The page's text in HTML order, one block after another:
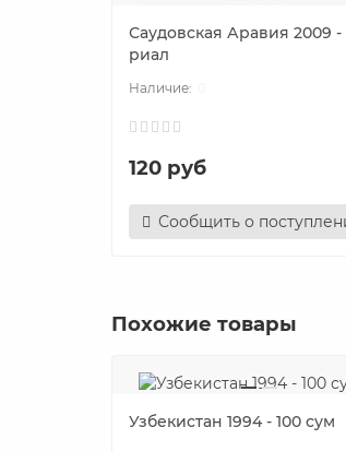
Саудовская Аравия 2009 -
риал
120 руб
Сообщить о
Похожие товары
Узбекистан 1994 - 100 сум